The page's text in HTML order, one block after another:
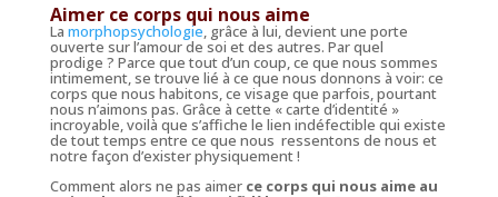
Aimer ce corps qui nous aime
La morphopsychologie, grâce à lui, devient une porte
ouverte sur l’amour de soi et des autres. Par quel
prodige ? Parce que tout d’un coup, ce que nous sommes
intimement, se trouve lié à ce que nous donnons à voir: ce
corps que nous habitons, ce visage que parfois, pourtant
nous n’aimons pas. Grâce à cette « carte d’identité »
incroyable, voilà que s’affiche le lien indéfectible qui existe
de tout temps entre ce que nous ressentons de nous et
notre façon d’exister physiquement !
Comment alors ne pas aimerce corps qui nous aime au